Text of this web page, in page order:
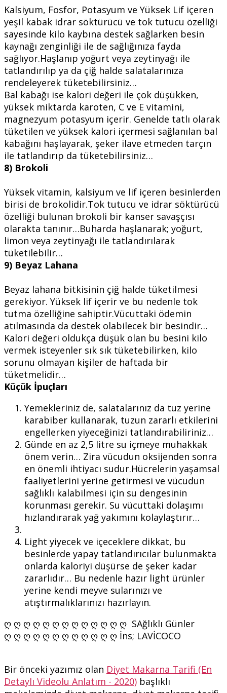
Kalsiyum, Fosfor, Potasyum ve Yüksek Lif içeren
yeşil kabak idrar söktürücü ve tok tutucu özelliği
sayesinde kilo kaybına destek sağlarken besin
kaynağı zenginliği ile de sağlığınıza fayda
sağlıyor.Haşlanıp yoğurt veya zeytinyağı ile
tatlandırılıp ya da çiğ halde salatalarınıza
rendeleyerek tüketebilirsiniz…
Bal kabağı ise kalori değeri ile çok düşükken,
yüksek miktarda karoten, C ve E vitamini,
magnezyum potasyum içerir. Genelde tatlı olarak
tüketilen ve yüksek kalori içermesi sağlanılan bal
kabağını haşlayarak, şeker ilave etmeden tarçın
ile tatlandırıp da tüketebilirsiniz…
8) Brokoli
Yüksek vitamin, kalsiyum ve lif içeren besinlerden
birisi de brokolidir.Tok tutucu ve idrar söktürücü
özelliği bulunan brokoli bir kanser savaşçısı
olarakta tanınır…Buharda haşlanarak; yoğurt,
limon veya zeytinyağı ile tatlandırılarak
tüketilebilir…
9) Beyaz Lahana
Beyaz lahana bitkisinin çiğ halde tüketilmesi
gerekiyor. Yüksek lif içerir ve bu nedenle tok
tutma özelliğine sahiptir.Vücuttaki ödemin
atılmasında da destek olabilecek bir besindir…
Kalori değeri oldukça düşük olan bu besini kilo
vermek isteyenler sık sık tüketebilirken, kilo
sorunu olmayan kişiler de haftada bir
tüketmelidir…
Küçük İpuçları
Yemekleriniz de, salatalarınız da tuz yerine
karabiber kullanarak, tuzun zararlı etkilerini
engellerken yiyeceğinizi tatlandırabiliriniz…
Günde en az 2,5 litre su içmeye muhakkak
önem verin… Zira vücudun oksijenden sonra
en önemli ihtiyacı sudur.Hücrelerin yaşamsal
faaliyetlerini yerine getirmesi ve vücudun
sağlıklı kalabilmesi için su dengesinin
korunması gerekir. Su vücuttaki dolaşımı
hızlandırarak yağ yakımını kolaylaştırır…
Light yiyecek ve içeceklere dikkat, bu
besinlerde yapay tatlandırıcılar bulunmakta
onlarda kaloriyi düşürse de şeker kadar
zararlıdır… Bu nedenle hazır light ürünler
yerine kendi meyve sularınızı ve
atıştırmalıklarınızı hazırlayın.
ღ ღ ღ ღ ღ ღ ღ ღ ღ ღ ღ ღ ღ SAğlıklı Günler
ღ ღ ღ ღ ღ ღ ღ ღ ღ ღ ღ ღ İns; LAVİCOCO
Bir önceki yazımız olan Diyet Makarna Tarifi (En
Detaylı Videolu Anlatım - 2020) başlıklı